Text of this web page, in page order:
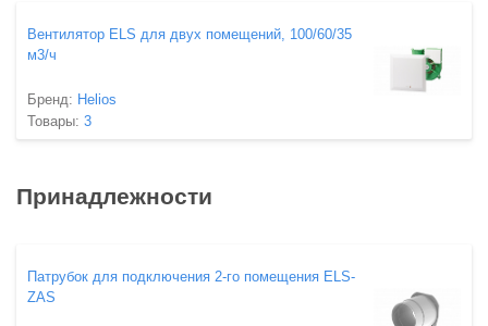
Вентилятор ELS для двух помещений, 100/60/35
м3/ч
Бренд: Helios
Товары: 3
Принадлежности
Патрубок для подключения 2-го помещения ELS-
ZAS